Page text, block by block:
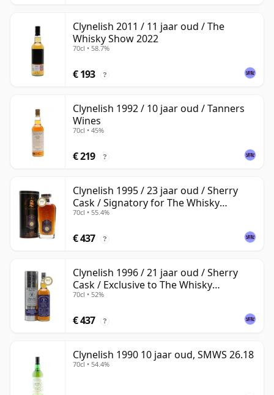
Clynelish 2011 / 11 jaar oud / The
Whisky Show 2022
70cl • 58.7%
€ 193 ?
Clynelish 1992 / 10 jaar oud / Tanners
Wines
70cl • 45%
€ 219 ?
Clynelish 1995 / 23 jaar oud / Sherry
Cask / Signatory for The Whisky
Exchange
70cl • 55.4%
€ 437 ?
Clynelish 1996 / 21 jaar oud / Sherry
Cask / Exclusive to The Whisky
Exchange
70cl • 52%
€ 437 ?
Clynelish 1990 10 jaar oud, SMWS 26.18
70cl • 54.4%